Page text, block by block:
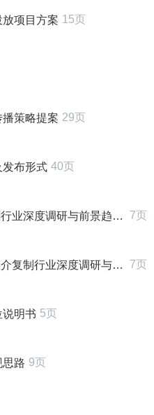
放项目方案 15页
策略提案 29页
发布形式 40页
调研与前景趋势预测报告 7页
深度调研与前景趋势预测报告 7页
说明书 5页
路 9页